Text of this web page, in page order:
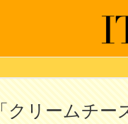
「クリームチ